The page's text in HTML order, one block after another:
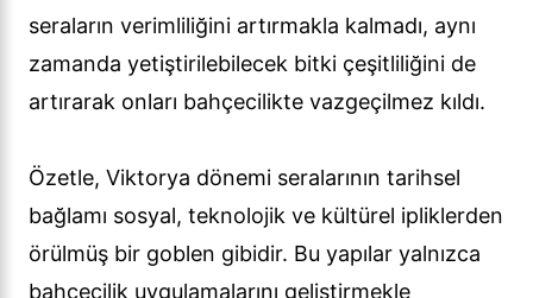
seraların verimliliğini artırmakla kalmadı, aynı
zamanda yetiştirilebilecek bitki çeşitliliğini de
artırarak onları bahçecilikte vazgeçilmez kıldı.
Özetle, Viktorya dönemi seralarının tarihsel
bağlamı sosyal, teknolojik ve kültürel ipliklerden
örülmüş bir goblen gibidir. Bu yapılar yalnızca
bahçecilik uygulamalarını geliştirmekle